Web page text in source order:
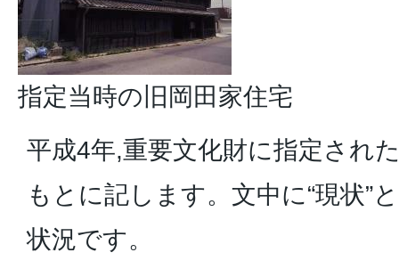
指定当時の旧岡田家住宅
平成4年,重要文化財に指定され
もとに記します。文中に“現状”
状況です。